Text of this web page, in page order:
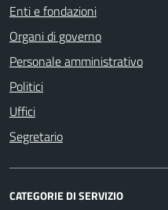
Enti e fondazioni
Organi di governo
Personale amministrativo
Politici
Uffici
Segretario
CATEGORIE DI SERVIZIO